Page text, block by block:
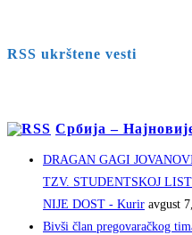
RSS ukrštene vesti
Србија –
DRAGAN GAGI
TZV. STUDENTSKOJ
NIJE DOST - Kurir avgust
Bivši član pregovaračkog